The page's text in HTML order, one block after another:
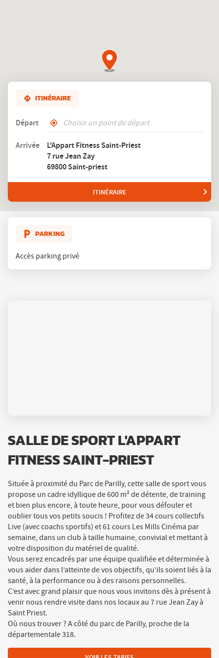
ITINÉRAIRE
Départ
,
un
club
L'Appart
À
Arrivée
L'Appart Fitness Saint-Priest
7 rue Jean Zay
69800 Saint-priest
ITINÉRAIRE
JUSQU'AU
PARKING
Accès parking privé
SALLE DE SPORT L'APPART
FITNESS SAINT-PRIEST
Située à proximité du Parc de Parilly, cette salle de sport vous
propose un cadre idyllique de 600 m² de détente, de training
et bien plus encore, à toute heure, pour vous défouler et
oublier tous vos petits soucis ! Profitez de 34 cours collectifs
Live (avec coachs sportifs) et 61 cours Les Mills Cinéma par
semaine, dans un club à taille humaine, convivial et mettant à
votre disposition du matériel de qualité.
Vous serez encadrés par une équipe qualifiée et déterminée à
vous aider dans l’atteinte de vos objectifs, qu’ils soient liés à la
santé, à la performance ou à des raisons personnelles.
C’est avec grand plaisir que nous vous invitons dès à présent à
venir nous rendre visite dans nos locaux au 7 rue Jean Zay à
Saint Priest.
Où nous trouver ? A côté du parc de Parilly, proche de la
départementale 318.